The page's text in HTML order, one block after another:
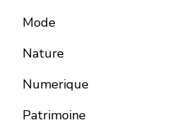
Mode
Nature
Numerique
Patrimoine